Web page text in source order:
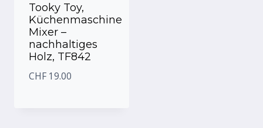
Tooky Toy,
Küchenmaschine
Mixer –
nachhaltiges
Holz, TF842
CHF 19.00